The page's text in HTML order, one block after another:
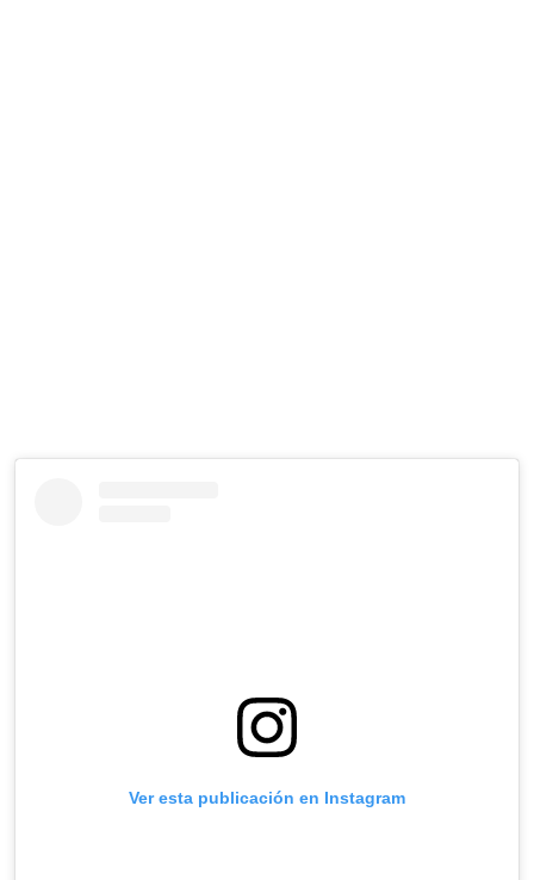
Ver esta publicación en Instagram